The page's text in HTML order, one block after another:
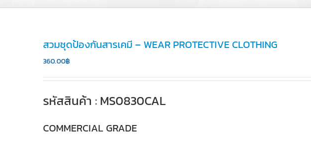
สวมชุดป้องกันสารเคมี – WEAR PROTECTIVE CLOTHING
360.00฿
รหัสสินค้า : MS0830CAL
COMMERCIAL GRADE